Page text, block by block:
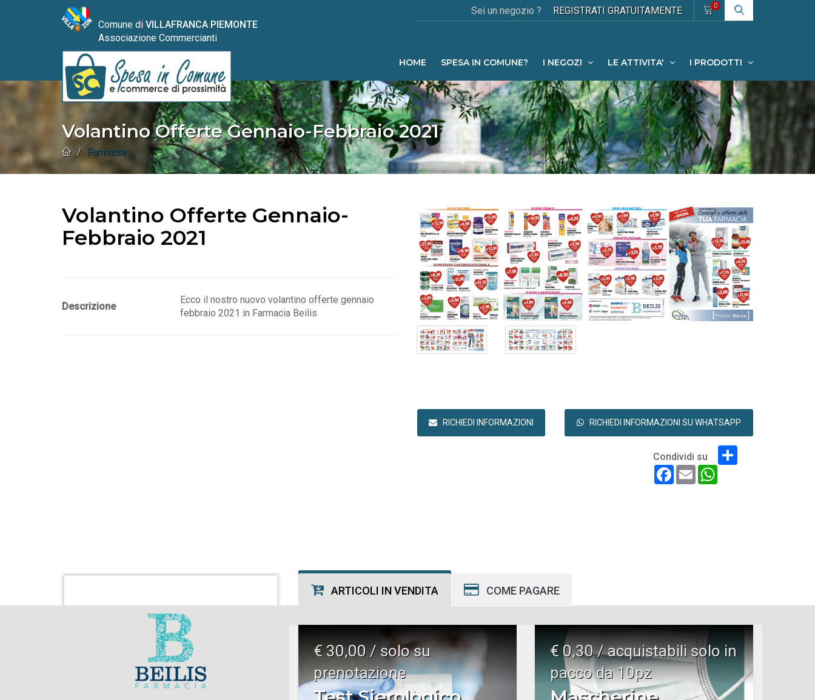
Comune di VILLAFRANCA PIEMONTE
Associazione Commercianti
Sei un negozio ? REGISTRATI GRATUITAMENTE 0
HOME SPESA IN COMUNE? I NEGOZI LE ATTIVITA' I PRODOTTI
Volantino Offerte Gennaio-Febbraio 2021
Farmacie
Volantino Offerte Gennaio-
Febbraio 2021
Descrizione
Ecco il nostro nuovo volantino offerte gennaio
febbraio 2021 in Farmacia Beilis
RICHIEDI INFORMAZIONI RICHIEDI INFORMAZIONI SU WHATSAPP
Condividi su
Facebook
Email
ARTICOLI IN VENDITA COME PAGARE
€ 30,00 / solo su
prenotazione
€ 0,30 / acquistabili solo in
pacco da 10pz